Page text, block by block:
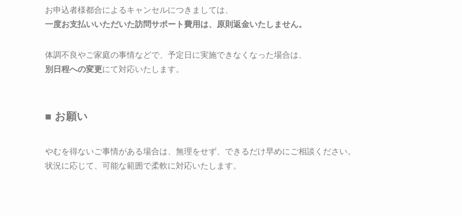
お申込者様都合によるキャンセルにつきましては、
一度お支払いいただいた訪問サポート費用は、原則返金いたしません。
体調不良やご家庭の事情などで、予定日に実施できなくなった場合は、
別日程への変更にて対応いたします。
■ お願い
やむを得ないご事情がある場合は、無理をせず、できるだけ早めにご相談ください。
状況に応じて、可能な範囲で柔軟に対応いたします。